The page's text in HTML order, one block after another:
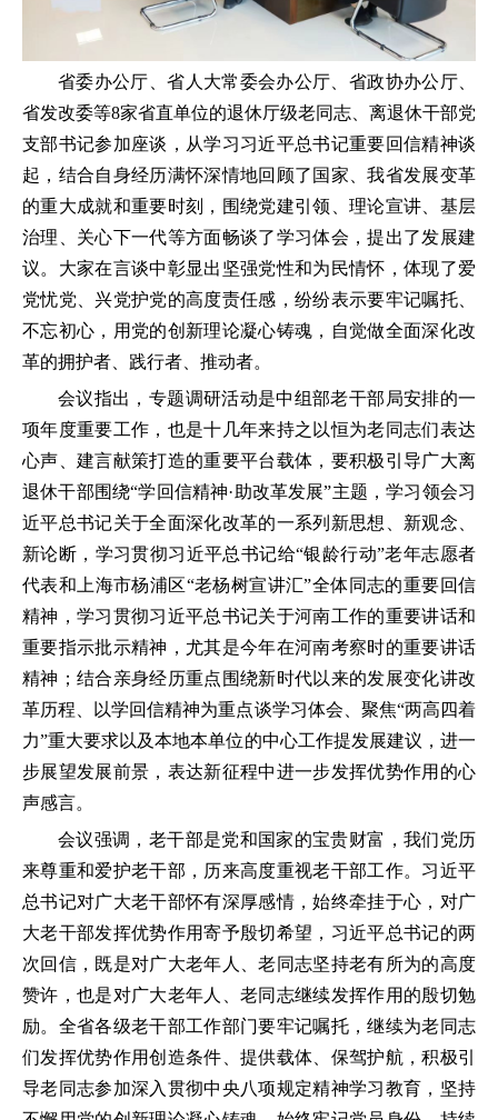
省委办公厅、省人大常委会办公厅、省政协办公厅、
省发改委等8家省直单位的退休厅级老同志、离退休干部党
支部书记参加座谈，从学习习近平总书记重要回信精神谈
起，结合自身经历满怀深情地回顾了国家、我省发展变革
的重大成就和重要时刻，围绕党建引领、理论宣讲、基层
治理、关心下一代等方面畅谈了学习体会，提出了发展建
议。大家在言谈中彰显出坚强党性和为民情怀，体现了爱
党忧党、兴党护党的高度责任感，纷纷表示要牢记嘱托、
不忘初心，用党的创新理论凝心铸魂，自觉做全面深化改
革的拥护者、践行者、推动者。
会议指出，专题调研活动是中组部老干部局安排的一
项年度重要工作，也是十几年来持之以恒为老同志们表达
心声、建言献策打造的重要平台载体，要积极引导广大离
退休干部围绕“学回信精神·助改革发展”主题，学习领会习
近平总书记关于全面深化改革的一系列新思想、新观念、
新论断，学习贯彻习近平总书记给“银龄行动”老年志愿者
代表和上海市杨浦区“老杨树宣讲汇”全体同志的重要回信
精神，学习贯彻习近平总书记关于河南工作的重要讲话和
重要指示批示精神，尤其是今年在河南考察时的重要讲话
精神；结合亲身经历重点围绕新时代以来的发展变化讲改
革历程、以学回信精神为重点谈学习体会、聚焦“两高四着
力”重大要求以及本地本单位的中心工作提发展建议，进一
步展望发展前景，表达新征程中进一步发挥优势作用的心
声感言。
会议强调，老干部是党和国家的宝贵财富，我们党历
来尊重和爱护老干部，历来高度重视老干部工作。习近平
总书记对广大老干部怀有深厚感情，始终牵挂于心，对广
大老干部发挥优势作用寄予殷切希望，习近平总书记的两
次回信，既是对广大老年人、老同志坚持老有所为的高度
赞许，也是对广大老年人、老同志继续发挥作用的殷切勉
励。全省各级老干部工作部门要牢记嘱托，继续为老同志
们发挥优势作用创造条件、提供载体、保驾护航，积极引
导老同志参加深入贯彻中央八项规定精神学习教育，坚持